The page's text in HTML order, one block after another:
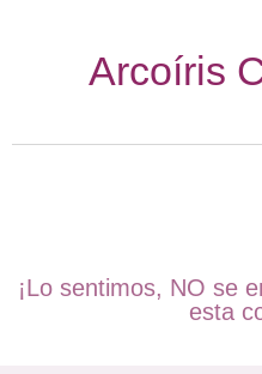
Arcoíris
¡Lo sentimos, NO se
esta